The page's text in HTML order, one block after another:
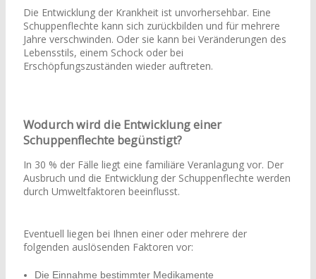
Die Entwicklung der Krankheit ist unvorhersehbar. Eine
Schuppenflechte kann sich zurückbilden und für mehrere
Jahre verschwinden. Oder sie kann bei Veränderungen des
Lebensstils, einem Schock oder bei
Erschöpfungszuständen wieder auftreten.
Wodurch wird die Entwicklung einer
Schuppenflechte begünstigt?
In 30 % der Fälle liegt eine familiäre Veranlagung vor. Der
Ausbruch und die Entwicklung der Schuppenflechte werden
durch Umweltfaktoren beeinflusst.
Eventuell liegen bei Ihnen einer oder mehrere der
folgenden auslösenden Faktoren vor:
Die Einnahme bestimmter Medikamente